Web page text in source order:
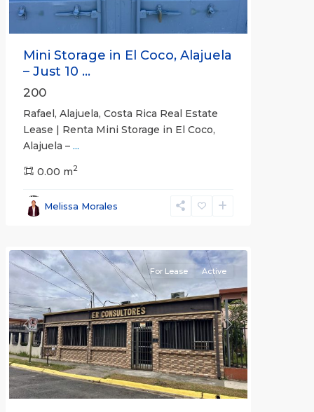
Mini Storage in El Coco, Alajuela
– Just 10 ...
200
Rafael, Alajuela, Costa Rica Real Estate
Lease | Renta Mini Storage in El Coco,
Alajuela – ...
0.00 m2
Melissa Morales
San
San
José
Previous Next
For Lease Active